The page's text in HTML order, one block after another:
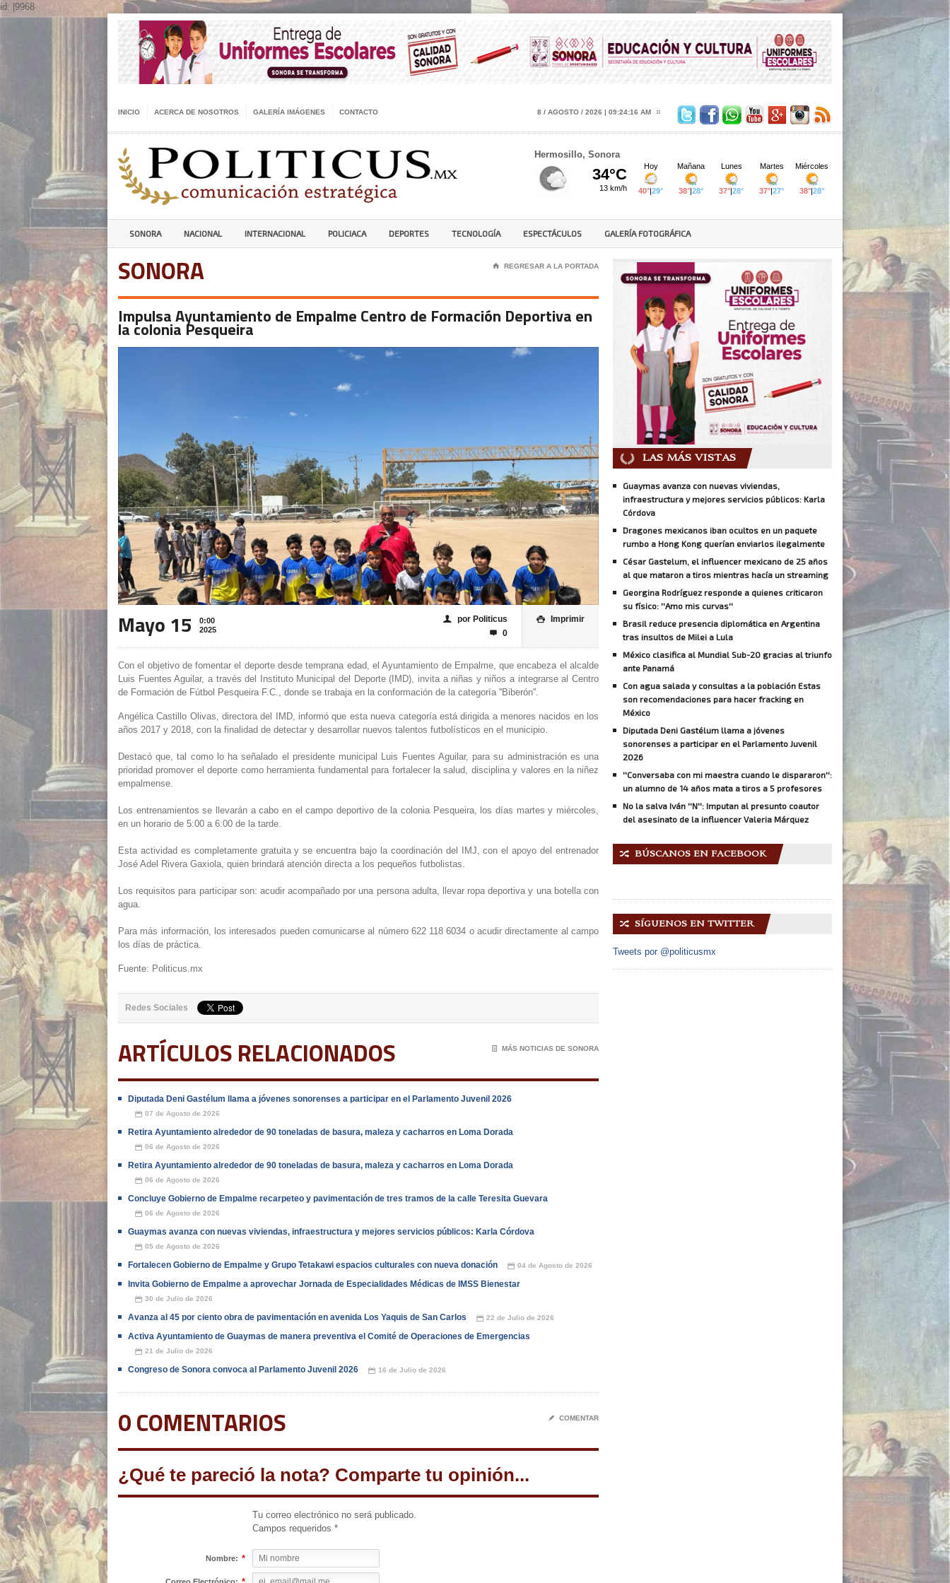
id: |9968
INICIO ACERCA DE NOSOTROS GALERÍA IMÁGENES CONTACTO 8 / AGOSTO / 2026 | 09:24:18 AM
Hermosillo, Sonora
SONORA NACIONAL INTERNACIONAL POLICIACA DEPORTES TECNOLOGÍA ESPECTÁCULOS GALERÍA FOTOGRÁFICA
SONORA ⌂ REGRESAR A LA PORTADA
Impulsa Ayuntamiento de Empalme Centro de Formación Deportiva en
la colonia Pesqueira
Mayo 15
0:00
2025
 Imprimir
👤 por Politicus
 0
Con el objetivo de fomentar el deporte desde temprana edad, el Ayuntamiento de Empalme, que encabeza el alcalde
Luis Fuentes Aguilar, a través del Instituto Municipal del Deporte (IMD), invita a niñas y niños a integrarse al Centro
de Formación de Fútbol Pesqueira F.C., donde se trabaja en la conformación de la categoría ''Biberón''.
Angélica Castillo Olivas, directora del IMD, informó que esta nueva categoría está dirigida a menores nacidos en los
años 2017 y 2018, con la finalidad de detectar y desarrollar nuevos talentos futbolísticos en el municipio.
Destacó que, tal como lo ha señalado el presidente municipal Luis Fuentes Aguilar, para su administración es una
prioridad promover el deporte como herramienta fundamental para fortalecer la salud, disciplina y valores en la niñez
empalmense.
Los entrenamientos se llevarán a cabo en el campo deportivo de la colonia Pesqueira, los días martes y miércoles,
en un horario de 5:00 a 6:00 de la tarde.
Esta actividad es completamente gratuita y se encuentra bajo la coordinación del IMJ, con el apoyo del entrenador
José Adel Rivera Gaxiola, quien brindará atención directa a los pequeños futbolistas.
Los requisitos para participar son: acudir acompañado por una persona adulta, llevar ropa deportiva y una botella con
agua.
Para más información, los interesados pueden comunicarse al número 622 118 6034 o acudir directamente al campo
los días de práctica.
Fuente: Politicus.mx
Redes Sociales
ARTÍCULOS RELACIONADOS 📄 MÁS NOTICIAS DE SONORA
Diputada Deni Gastélum llama a jóvenes sonorenses a participar en el Parlamento Juvenil 2026
📅 07 de Agosto de 2026
Retira Ayuntamiento alrededor de 90 toneladas de basura, maleza y cacharros en Loma Dorada
📅 06 de Agosto de 2026
Retira Ayuntamiento alrededor de 90 toneladas de basura, maleza y cacharros en Loma Dorada
📅 06 de Agosto de 2026
Concluye Gobierno de Empalme recarpeteo y pavimentación de tres tramos de la calle Teresita Guevara
📅 06 de Agosto de 2026
Guaymas avanza con nuevas viviendas, infraestructura y mejores servicios públicos: Karla Córdova
📅 05 de Agosto de 2026
Fortalecen Gobierno de Empalme y Grupo Tetakawi espacios culturales con nueva donación 📅 04 de Agosto de 2026
Invita Gobierno de Empalme a aprovechar Jornada de Especialidades Médicas de IMSS Bienestar
📅 30 de Julio de 2026
Avanza al 45 por ciento obra de pavimentación en avenida Los Yaquis de San Carlos 📅 22 de Julio de 2026
Activa Ayuntamiento de Guaymas de manera preventiva el Comité de Operaciones de Emergencias
📅 21 de Julio de 2026
Congreso de Sonora convoca al Parlamento Juvenil 2026 📅 16 de Julio de 2026
0 COMENTARIOS ✎ COMENTAR
¿Qué te pareció la nota? Comparte tu opinión...
Tu correo electrónico no será publicado.
Campos requeridos *
Nombre: *
LAS MÁS VISTAS
Guaymas avanza con nuevas viviendas,
infraestructura y mejores servicios públicos: Karla
Córdova
Dragones mexicanos iban ocultos en un paquete
rumbo a Hong Kong querían enviarlos ilegalmente
César Gastelum, el influencer mexicano de 25 años
al que mataron a tiros mientras hacía un streaming
Georgina Rodríguez responde a quienes criticaron
su físico: ''Amo mis curvas''
Brasil reduce presencia diplomática en Argentina
tras insultos de Milei a Lula
México clasifica al Mundial Sub-20 gracias al triunfo
ante Panamá
Con agua salada y consultas a la población Estas
son recomendaciones para hacer fracking en
México
Diputada Deni Gastélum llama a jóvenes
sonorenses a participar en el Parlamento Juvenil
2026
''Conversaba con mi maestra cuando le dispararon'':
un alumno de 14 años mata a tiros a 5 profesores
No la salva Iván ''N'': Imputan al presunto coautor
del asesinato de la influencer Valeria Márquez
🔀 BÚSCANOS EN FACEBOOK
🔀 SÍGUENOS EN TWITTER
Tweets por @politicusmx